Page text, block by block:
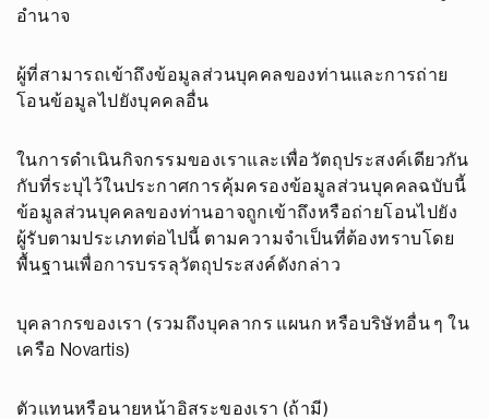
อำนาจ
ผู้ที่สามารถเข้าถึงข้อมูลส่วนบุคคลของท่านและการถ่าย
โอนข้อมูลไปยังบุคคลอื่น
ในการดำเนินกิจกรรมของเราและเพื่อวัตถุประสงค์เดียวกัน
กับที่ระบุไว้ในประกาศการคุ้มครองข้อมูลส่วนบุคคลฉบับนี้
ข้อมูลส่วนบุคคลของท่านอาจถูกเข้าถึงหรือถ่ายโอนไปยัง
ผู้รับตามประเภทต่อไปนี้ ตามความจำเป็นที่ต้องทราบโดย
พื้นฐานเพื่อการบรรลุวัตถุประสงค์ดังกล่าว
บุคลากรของเรา (รวมถึงบุคลากร แผนก หรือบริษัทอื่น ๆ ใน
เครือ Novartis)
ตัวแทนหรือนายหน้าอิสระของเรา (ถ้ามี)